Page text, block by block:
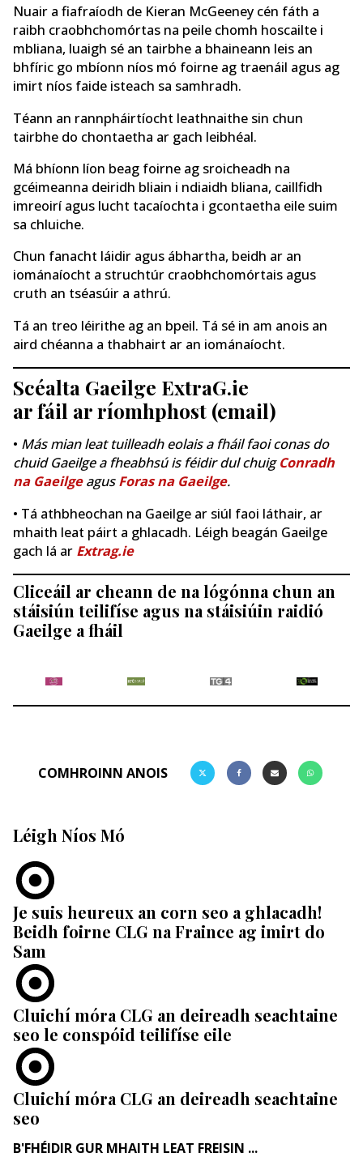
Nuair a fiafraíodh de Kieran McGeeney cén fáth a
raibh craobhchomórtas na peile chomh hoscailte i
mbliana, luaigh sé an tairbhe a bhaineann leis an
bhfíric go mbíonn níos mó foirne ag traenáil agus ag
imirt níos faide isteach sa samhradh.
Téann an rannpháirtíocht leathnaithe sin chun
tairbhe do chontaetha ar gach leibhéal.
Má bhíonn líon beag foirne ag sroicheadh na
gcéimeanna deiridh bliain i ndiaidh bliana, caillfidh
imreoirí agus lucht tacaíochta i gcontaetha eile suim
sa chluiche.
Chun fanacht láidir agus ábhartha, beidh ar an
iománaíocht a struchtúr craobhchomórtais agus
cruth an tséasúir a athrú.
Tá an treo léirithe ag an bpeil. Tá sé in am anois an
aird chéanna a thabhairt ar an iománaíocht.
Scéalta Gaeilge ExtraG.ie
ar fáil ar ríomhphost (email)
• Más mian leat tuilleadh eolais a fháil faoi conas do
chuid Gaeilge a fheabhsú is féidir dul chuigConradh
na GaeilgeagusForas na Gaeilge.
• Tá athbheochan na Gaeilge ar siúl faoi láthair, ar
mhaith leat páirt a ghlacadh. Léigh beagán Gaeilge
gach lá ar Extrag.ie
Cliceáil ar cheann de na lógónna chun an
stáisiún teilifíse agus na stáisiúin raidió
Gaeilge a fháil
COMHROINN ANOIS
Léigh Níos Mó
Je suis heureux an corn seo a ghlacadh!
Beidh foirne CLG na Fraince ag imirt do
Sam
Cluichí móra CLG an deireadh seachtaine
seo le conspóid teilifíse eile
Cluichí móra CLG an deireadh seachtaine
seo
B'FHÉIDIR GUR MHAITH LEAT FREISIN ...